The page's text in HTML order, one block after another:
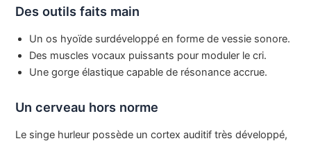
Des outils faits main
Un os hyoïde surdéveloppé en forme de vessie sonore.
Des muscles vocaux puissants pour moduler le cri.
Une gorge élastique capable de résonance accrue.
Un cerveau hors norme
Le singe hurleur possède un cortex auditif très développé,